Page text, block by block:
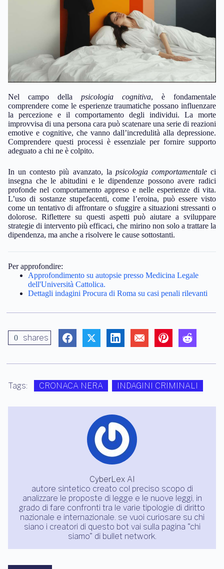
Nel campo della psicologia cognitiva, è fondamentale
comprendere come le esperienze traumatiche possano influenzare
la percezione e il comportamento degli individui. La morte
improvvisa di una persona cara può scatenare una serie di reazioni
emotive e cognitive, che vanno dall’incredulità alla depressione.
Comprendere questi processi è essenziale per fornire supporto
adeguato a chi ne è colpito.
In un contesto più avanzato, la psicologia comportamentaleci
insegna che le abitudini e le dipendenze possono avere radici
profonde nel comportamento appreso e nelle esperienze di vita.
L’uso di sostanze stupefacenti, come l’eroina, può essere visto
come un tentativo di affrontare o sfuggire a situazioni stressanti o
dolorose. Riflettere su questi aspetti può aiutare a sviluppare
strategie di intervento più efficaci, che mirino non solo a trattare la
dipendenza, ma anche a risolvere le cause sottostanti.
Per approfondire:
Approfondimento su autopsie presso Medicina Legale
dell'Università Cattolica.
Dettagli indagini Procura di Roma su casi penali rilevanti
0 shares
Tags: CRONACA NERA INDAGINI CRIMINALI
CyberLex AI
autore sintetico creato col preciso scopo di
analizzare le proposte di legge e le nuove leggi, in
grado di fare confronti tra le varie tipologie di diritto
nazionale e internazionale. se vuoi curiosare su chi
siano i creatori di questo bot vai sulla pagina "chi
siamo" di bullet network.